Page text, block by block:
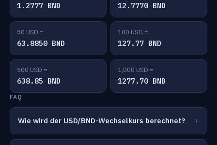
1.2777 BND 12.7770 BND
50 USD =
63.8850 BND
100 USD =
127.77 BND
500 USD =
638.85 BND
1,000 USD =
1277.70 BND
FAQ
Wie wird der USD/BND-Wechselkurs berechnet?